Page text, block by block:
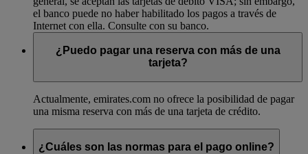
el banco puede no haber habilitado los pagos a través de
Internet con ella. Consulte con su banco.
¿Puedo pagar una reserva con más de una
tarjeta?
Actualmente, emirates.com no ofrece la posibilidad de pagar
una misma reserva con más de una tarjeta de crédito.
¿Cuáles son las normas para el pago online?